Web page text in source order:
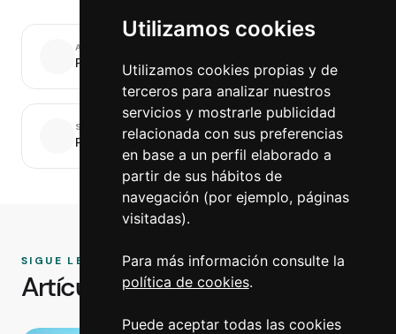
Utilizamos cookies
Utilizamos cookies propias y de
terceros para analizar nuestros
servicios y mostrarle publicidad
relacionada con sus preferencias
en base a un perfil elaborado a
partir de sus hábitos de
navegación (por ejemplo, páginas
visitadas).
Para más información consulte la
política de cookies.
Puede aceptar todas las cookies
ANTERIOR
Post anterior
SIGUIENTE
Post siguiente
SIGUE LEYENDO
Artículos relacionados